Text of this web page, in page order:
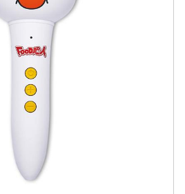
鬆實現財富自由!
我查看『海外購物流程說明』